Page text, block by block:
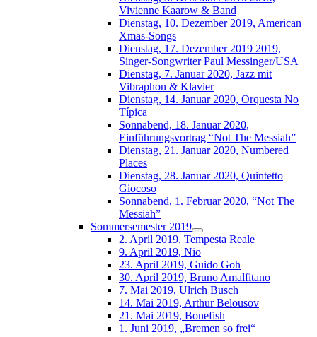
Vivienne Kaarow & Band
Dienstag, 10. Dezember 2019, American
Xmas-Songs
Dienstag, 17. Dezember 2019 2019,
Singer-Songwriter Paul Messinger/USA
Dienstag, 7. Januar 2020, Jazz mit
Vibraphon & Klavier
Dienstag, 14. Januar 2020, Orquesta No
Típica
Sonnabend, 18. Januar 2020,
Einführungsvortrag “Not The Messiah”
Dienstag, 21. Januar 2020, Numbered
Places
Dienstag, 28. Januar 2020, Quintetto
Giocoso
Sonnabend, 1. Februar 2020, “Not The
Messiah”
Sommersemester 2019
2. April 2019, Tempesta Reale
9. April 2019, Nio
23. April 2019, Guido Goh
30. April 2019, Bruno Amalfitano
7. Mai 2019, Ulrich Busch
14. Mai 2019, Arthur Belousov
21. Mai 2019, Bonefish
1. Juni 2019, „Bremen so frei“